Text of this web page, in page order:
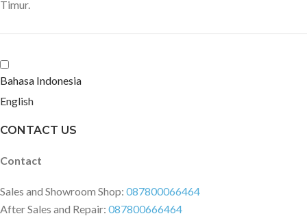
Timur.
Bahasa Indonesia
English
CONTACT US
Contact
Sales and Showroom Shop: 087800066464
After Sales and Repair: 087800666464